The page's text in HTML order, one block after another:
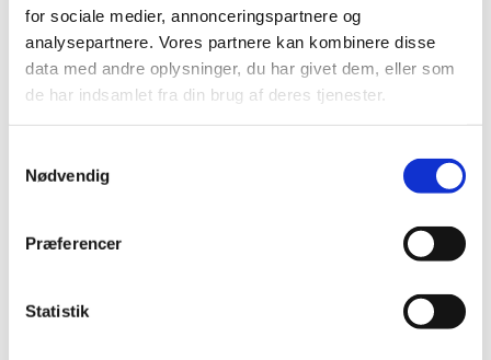
for sociale medier, annonceringspartnere og
analysepartnere. Vores partnere kan kombinere disse
data med andre oplysninger, du har givet dem, eller som
de har indsamlet fra din brug af deres tjenester.
Nødvendig
Præferencer
Statistik
Solborgen, Strandgårdsleddet 2,
Hønsinge Lyng, 4560 Vig